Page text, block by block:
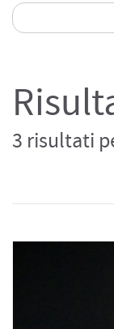
3 risultati